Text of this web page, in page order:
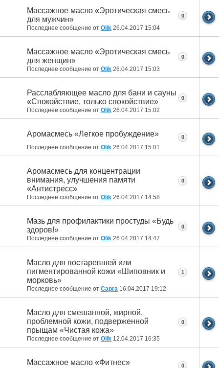
Массажное масло «Эротическая смесь
для мужчин»
Последнее сообщение от Olik 26.04.2017 15:04
0
Массажное масло «Эротическая смесь
для женщин»
Последнее сообщение от Olik 26.04.2017 15:03
0
Расслабляющее масло для бани и сауны
«Спокойствие, только спокойствие»
Последнее сообщение от Olik 26.04.2017 15:02
0
Аромасмесь «Легкое пробуждение»
Последнее сообщение от Olik 26.04.2017 15:01
0
Аромасмесь для концентрации
внимания, улучшения памяти
«Антистресс»
Последнее сообщение от Olik 26.04.2017 14:58
0
Мазь для профилактики простуды «Будь
здоров!»
Последнее сообщение от Olik 26.04.2017 14:47
0
Масло для постаревшей или
пигментированной кожи «Шиповник и
морковь»
Последнее сообщение от Capra 16.04.2017 19:12
1
Масло для смешанной, жирной,
проблемной кожи, подверженной
прыщам «Чистая кожа»
Последнее сообщение от Olik 12.04.2017 16:35
0
Массажное масло «Фитнес» 0